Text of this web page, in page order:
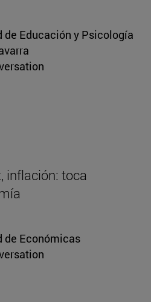
de Educación y Psicología
inflación: toca
de Económicas